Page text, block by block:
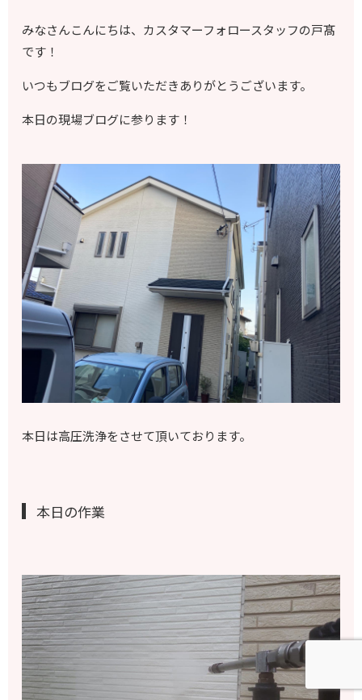
みなさんこんにちは、カスタマーフォロースタッフの戸髙
です！
いつもブログをご覧いただきありがとうございます。
本日の現場ブログに参ります！
本日は高圧洗浄をさせて頂いております。
本日の作業